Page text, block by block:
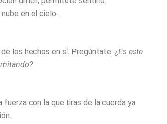
en el cielo.
los hechos en sí. Pregúntate:¿Es este
con la que tiras de la cuerda ya